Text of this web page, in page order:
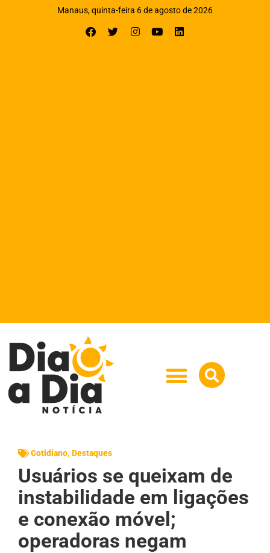
Manaus, quinta-feira 6 de agosto de 2026
Cotidiano, Destaques
Usuários se queixam de
instabilidade em ligações
e conexão móvel;
operadoras negam